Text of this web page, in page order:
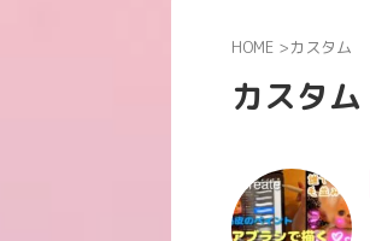
HOME >カスタム
カスタム